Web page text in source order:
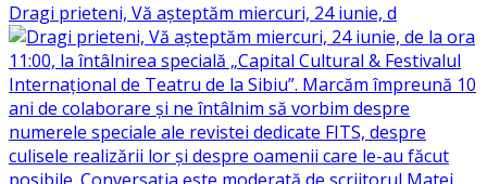
Dragi prieteni, Vă așteptăm miercuri, 24 iunie, d